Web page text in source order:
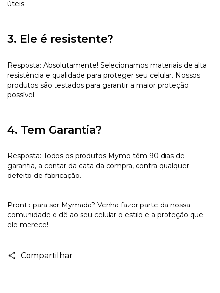
úteis.
3. Ele é resistente?
Resposta: Absolutamente! Selecionamos materiais de alta
resistência e qualidade para proteger seu celular. Nossos
produtos são testados para garantir a maior proteção
possível.
4. Tem Garantia?
Resposta: Todos os produtos Mymo têm 90 dias de
garantia, a contar da data da compra, contra qualquer
defeito de fabricação.
Pronta para ser Mymada? Venha fazer parte da nossa
comunidade e dê ao seu celular o estilo e a proteção que
ele merece!
Compartilhar